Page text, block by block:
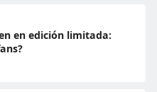
en edición limitada: